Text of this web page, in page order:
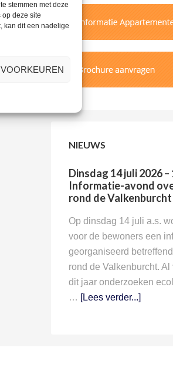
stemmen met deze
deze site
kan dit een nadelige
NIEUWS
Dinsdag 14 juli 2026 –
Informatie-avond
rond de Valkenburcht
Op dinsdag 14 juli a.s.
voor de bewoners een
georganiseerd
rond de Valkenburcht.
dit jaar onderzoeken
… [Lees verder...]